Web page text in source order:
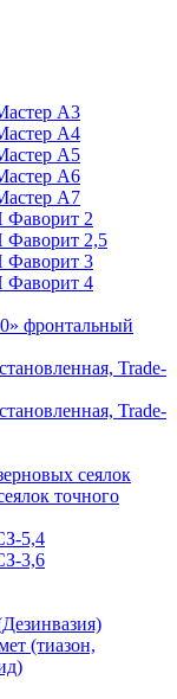
А3
А4
А5
А6
А7
2
2,5
3
4
фронтальный
Trade-
Trade-
сеялок
точного
5,4
3,6
(тиазон,